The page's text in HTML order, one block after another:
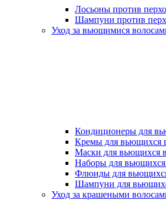
Лосьоны против
Шампуни против
Уход за вьющимися
Кондиционеры для
Кремы для вьющихся
Маски для вьющихся
Наборы для вьющихся
Флюиды для
Шампуни для
Уход за крашеными